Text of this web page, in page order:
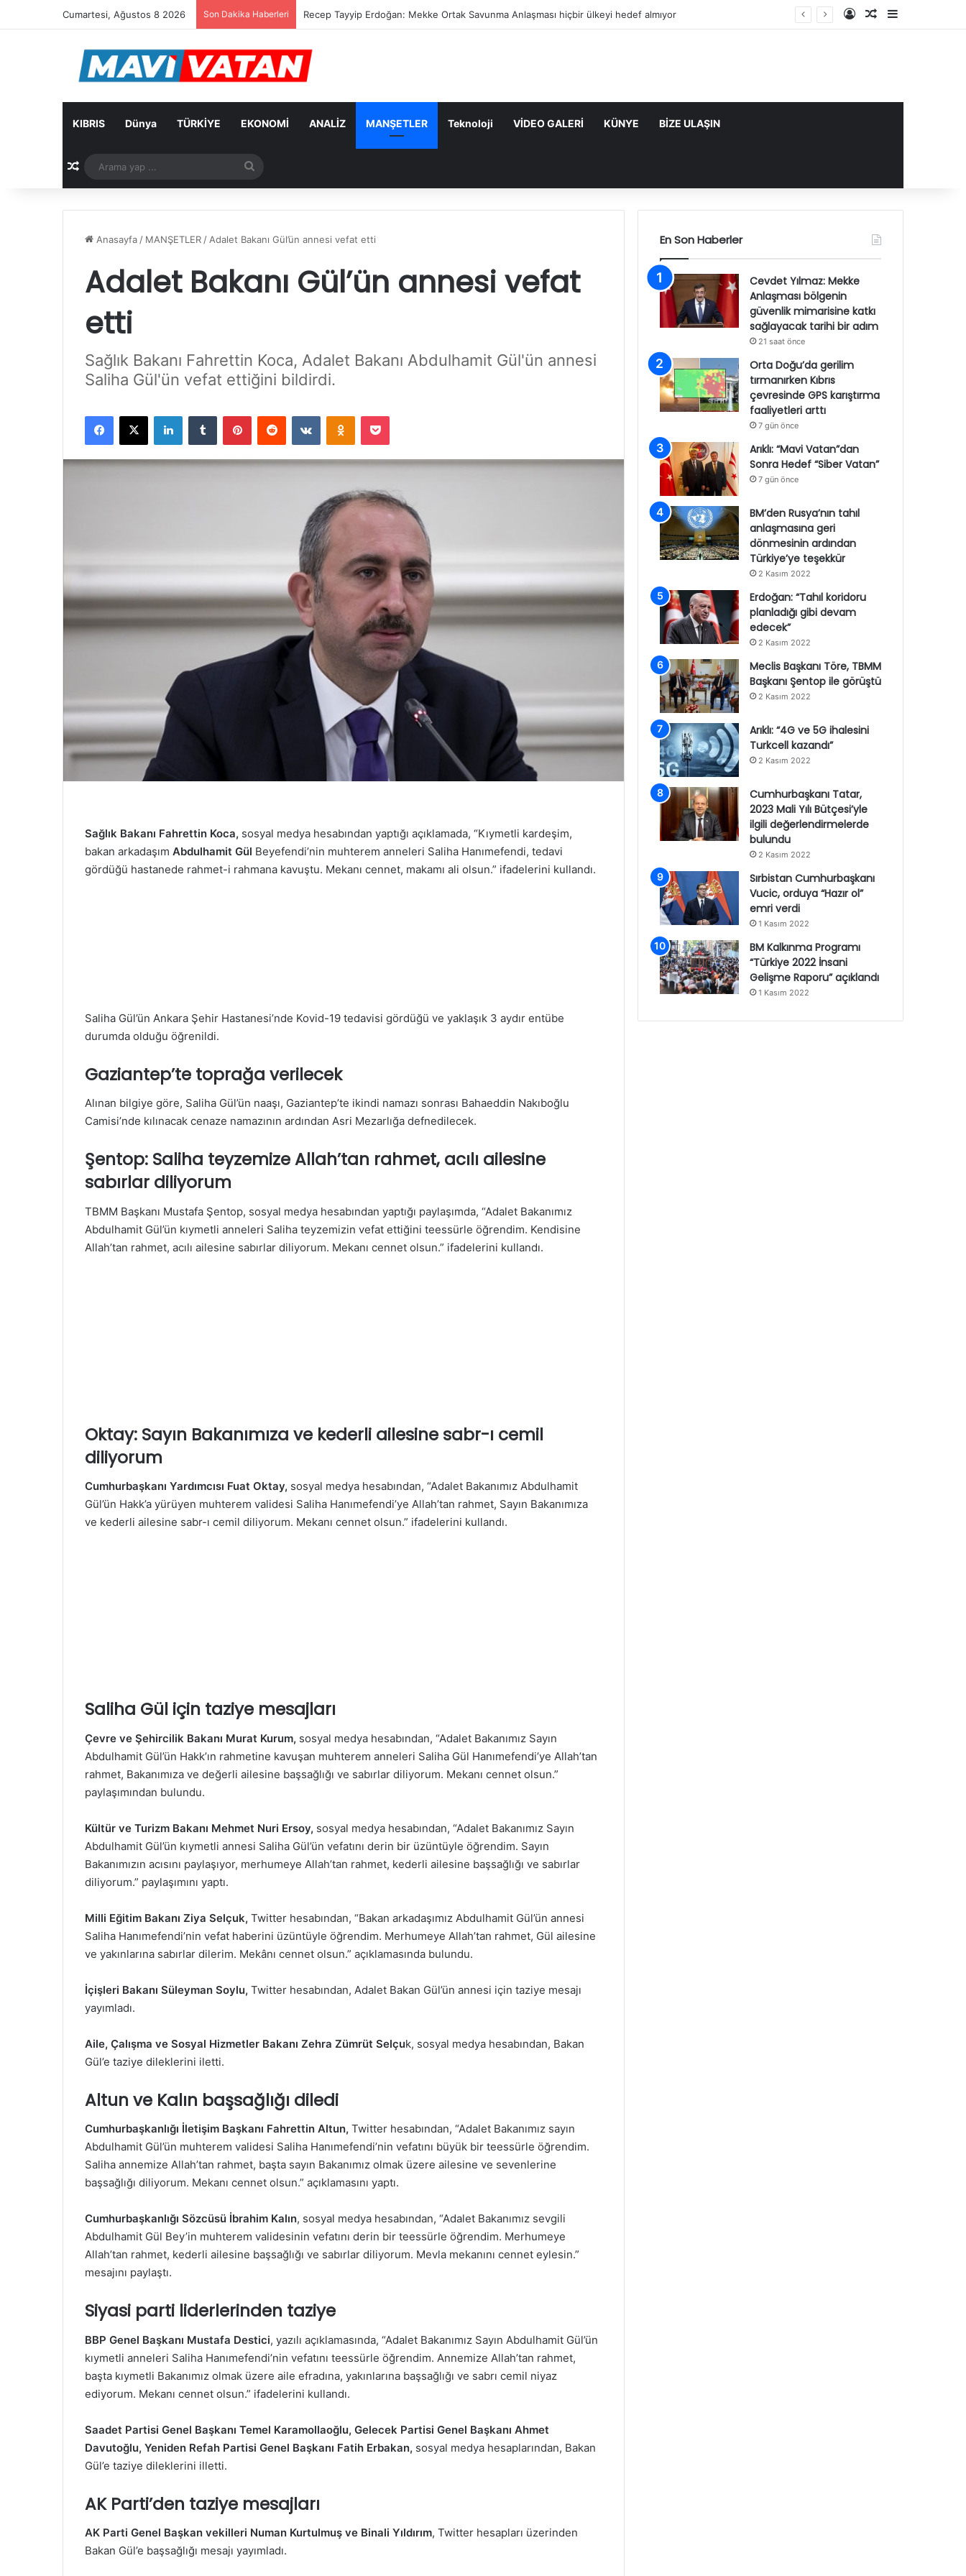
Cumartesi, Ağustos 8 2026 Son Dakika Haberleri Cevdet Yılmaz: Mekke Anlaşması bölgenin güvenlik mimarisine katkı sağlayacak tarihi bir adım Kayıt OlRastgele Makale
Kenar
KIBRIS Dünya TÜRKİYE EKONOMİ ANALİZ MANŞETLER Teknoloji VİDEO GALERİ KÜNYE BİZE ULAŞIN
Rastgele Makale
yap
Anasayfa / MANŞETLER / Adalet Bakanı Gül’ün annesi vefat etti
Adalet Bakanı Gül’ün annesi vefat
etti
Sağlık Bakanı Fahrettin Koca, Adalet Bakanı Abdulhamit Gül'ün annesi
Saliha Gül'ün vefat ettiğini bildirdi.
Facebook
X LinkedInTumblr PinterestReddit VKontakteOdnoklassniki
Pocket
Sağlık Bakanı Fahrettin Koca, sosyal medya hesabından yaptığı açıklamada, “Kıymetli kardeşim,
bakan arkadaşım Abdulhamit Gül Beyefendi’nin muhterem anneleri Saliha Hanımefendi, tedavi
gördüğü hastanede rahmet-i rahmana kavuştu. Mekanı cennet, makamı ali olsun.” ifadelerini kullandı.
Saliha Gül’ün Ankara Şehir Hastanesi’nde Kovid-19 tedavisi gördüğü ve yaklaşık 3 aydır entübe
durumda olduğu öğrenildi.
Gaziantep’te toprağa verilecek
Alınan bilgiye göre, Saliha Gül’ün naaşı, Gaziantep’te ikindi namazı sonrası Bahaeddin Nakıboğlu
Camisi’nde kılınacak cenaze namazının ardından Asri Mezarlığa defnedilecek.
Şentop: Saliha teyzemize Allah’tan rahmet, acılı ailesine
sabırlar diliyorum
TBMM Başkanı Mustafa Şentop, sosyal medya hesabından yaptığı paylaşımda, “Adalet Bakanımız
Abdulhamit Gül’ün kıymetli anneleri Saliha teyzemizin vefat ettiğini teessürle öğrendim. Kendisine
Allah’tan rahmet, acılı ailesine sabırlar diliyorum. Mekanı cennet olsun.” ifadelerini kullandı.
Oktay: Sayın Bakanımıza ve kederli ailesine sabr-ı cemil
diliyorum
Cumhurbaşkanı Yardımcısı Fuat Oktay, sosyal medya hesabından, “Adalet Bakanımız Abdulhamit
Gül’ün Hakk’a yürüyen muhterem validesi Saliha Hanımefendi’ye Allah’tan rahmet, Sayın Bakanımıza
ve kederli ailesine sabr-ı cemil diliyorum. Mekanı cennet olsun.” ifadelerini kullandı.
Saliha Gül için taziye mesajları
Çevre ve Şehircilik Bakanı Murat Kurum, sosyal medya hesabından, “Adalet Bakanımız Sayın
Abdulhamit Gül’ün Hakk’ın rahmetine kavuşan muhterem anneleri Saliha Gül Hanımefendi’ye Allah’tan
rahmet, Bakanımıza ve değerli ailesine başsağlığı ve sabırlar diliyorum. Mekanı cennet olsun.”
paylaşımından bulundu.
Kültür ve Turizm Bakanı Mehmet Nuri Ersoy, sosyal medya hesabından, “Adalet Bakanımız Sayın
Abdulhamit Gül’ün kıymetli annesi Saliha Gül’ün vefatını derin bir üzüntüyle öğrendim. Sayın
Bakanımızın acısını paylaşıyor, merhumeye Allah’tan rahmet, kederli ailesine başsağlığı ve sabırlar
diliyorum.” paylaşımını yaptı.
Milli Eğitim Bakanı Ziya Selçuk, Twitter hesabından, “Bakan arkadaşımız Abdulhamit Gül’ün annesi
Saliha Hanımefendi’nin vefat haberini üzüntüyle öğrendim. Merhumeye Allah’tan rahmet, Gül ailesine
ve yakınlarına sabırlar dilerim. Mekânı cennet olsun.” açıklamasında bulundu.
İçişleri Bakanı Süleyman Soylu, Twitter hesabından, Adalet Bakan Gül’ün annesi için taziye mesajı
yayımladı.
Aile, Çalışma ve Sosyal Hizmetler Bakanı Zehra Zümrüt Selçuk, sosyal medya hesabından, Bakan
Gül’e taziye dileklerini iletti.
Altun ve Kalın başsağlığı diledi
Cumhurbaşkanlığı İletişim Başkanı Fahrettin Altun, Twitter hesabından, “Adalet Bakanımız sayın
Abdulhamit Gül’ün muhterem validesi Saliha Hanımefendi’nin vefatını büyük bir teessürle öğrendim.
Saliha annemize Allah’tan rahmet, başta sayın Bakanımız olmak üzere ailesine ve sevenlerine
başsağlığı diliyorum. Mekanı cennet olsun.” açıklamasını yaptı.
Cumhurbaşkanlığı Sözcüsü İbrahim Kalın, sosyal medya hesabından, “Adalet Bakanımız sevgili
Abdulhamit Gül Bey’in muhterem validesinin vefatını derin bir teessürle öğrendim. Merhumeye
Allah’tan rahmet, kederli ailesine başsağlığı ve sabırlar diliyorum. Mevla mekanını cennet eylesin.”
mesajını paylaştı.
Siyasi parti liderlerinden taziye
BBP Genel Başkanı Mustafa Destici, yazılı açıklamasında, “Adalet Bakanımız Sayın Abdulhamit Gül’ün
kıymetli anneleri Saliha Hanımefendi’nin vefatını teessürle öğrendim. Annemize Allah’tan rahmet,
başta kıymetli Bakanımız olmak üzere aile efradına, yakınlarına başsağlığı ve sabrı cemil niyaz
ediyorum. Mekanı cennet olsun.” ifadelerini kullandı.
Saadet Partisi Genel Başkanı Temel Karamollaoğlu, Gelecek Partisi Genel Başkanı Ahmet
Davutoğlu, Yeniden Refah Partisi Genel Başkanı Fatih Erbakan, sosyal medya hesaplarından, Bakan
Gül’e taziye dileklerini illetti.
AK Parti’den taziye mesajları
AK Parti Genel Başkan vekilleri Numan Kurtulmuş ve Binali Yıldırım, Twitter hesapları üzerinden
Bakan Gül’e başsağlığı mesajı yayımladı.
En Son Haberler
Cevdet Yılmaz: Mekke
Anlaşması bölgenin
güvenlik mimarisine katkı
sağlayacak tarihi bir adım
21 saat önce
Orta Doğu’da gerilim
tırmanırken Kıbrıs
çevresinde GPS karıştırma
faaliyetleri arttı
7 gün önce
Arıklı: “Mavi Vatan”dan
Sonra Hedef “Siber Vatan”
7 gün önce
BM’den Rusya’nın tahıl
anlaşmasına geri
dönmesinin ardından
Türkiye’ye teşekkür
2 Kasım 2022
Erdoğan: “Tahıl koridoru
planladığı gibi devam
edecek”
2 Kasım 2022
Meclis Başkanı Töre, TBMM
Başkanı Şentop ile görüştü
2 Kasım 2022
Arıklı: “4G ve 5G ihalesini
Turkcell kazandı”
2 Kasım 2022
Cumhurbaşkanı Tatar,
2023 Mali Yılı Bütçesi’yle
ilgili değerlendirmelerde
bulundu
2 Kasım 2022
Sırbistan Cumhurbaşkanı
Vucic, orduya “Hazır ol”
emri verdi
1 Kasım 2022
BM Kalkınma Programı
“Türkiye 2022 İnsani
Gelişme Raporu” açıklandı
1 Kasım 2022